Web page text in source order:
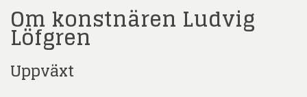
Om konstnären Ludvig
Löfgren
Uppväxt